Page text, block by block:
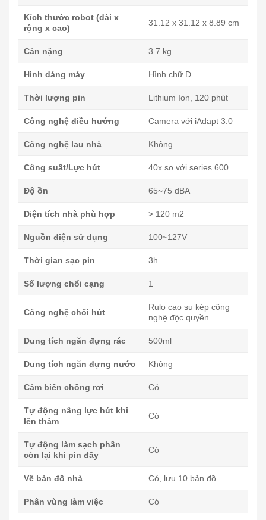
Kích thước robot (dài x
rộng x cao)
31.12 x 31.12 x 8.89 cm
Cân nặng 3.7 kg
Hình dáng máy Hình chữ D
Thời lượng pin Lithium Ion, 120 phút
Công nghệ điều hướng Camera với iAdapt 3.0
Công nghệ lau nhà Không
Công suất/Lực hút 40x so với series 600
Độ ồn 65~75 dBA
Diện tích nhà phù hợp > 120 m2
Nguồn điện sử dụng 100~127V
Thời gian sạc pin 3h
Số lượng chổi cạng 1
Công nghệ chổi hút
Rulo cao su kép công
nghệ độc quyền
Dung tích ngăn đựng rác 500ml
Dung tích ngăn đựng nước Không
Cảm biến chống rơi Có
Tự động nâng lực hút khi
lên thảm
Có
Tự động làm sạch phần
còn lại khi pin đầy
Có
Vẽ bản đồ nhà Có, lưu 10 bản đồ
Phân vùng làm việc Có